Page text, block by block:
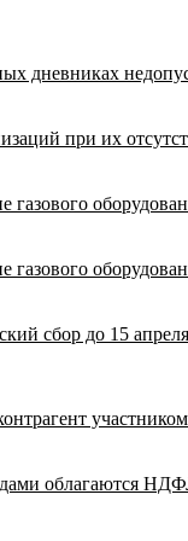
дневниках
при их
газового
газового
сбор до 15
облагаются